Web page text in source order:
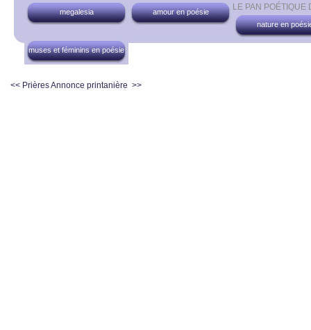
LE PAN
megalesia
amour en poésie
nature en
muses et féminins en poésie
<< PrièresAnnonce printanière >>